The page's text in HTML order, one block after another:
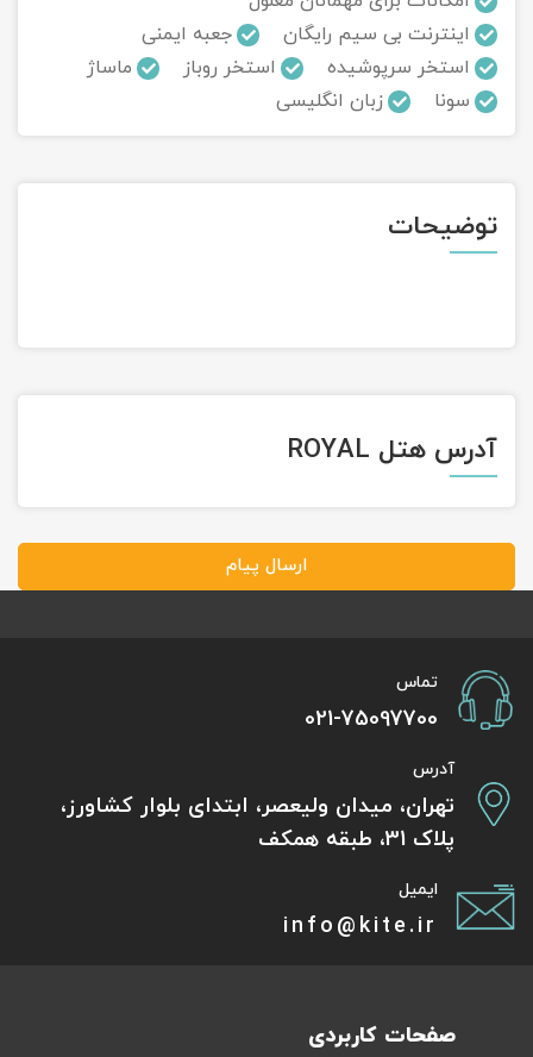
اینترنت بی سیم رایگان
جعبه ایمنی
استخر سرپوشیده
استخر روباز
ماساژ
سونا
زبان انگلیسی
توضیحات
آدرس هتل ROYAL
ارسال پیام
تماس
021-75097700
آدرس
تهران، میدان ولیعصر، ابتدای بلوار کشاورز،
پلاک 31، طبقه همکف
ایمیل
info@kite.ir
صفحات کاربردی
تور سوباتان
تور چابهار
تور کاشان
تور آفرود